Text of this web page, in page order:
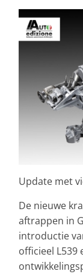
Update met
De nieuwe
aftrappen in
introductie
officieel L539